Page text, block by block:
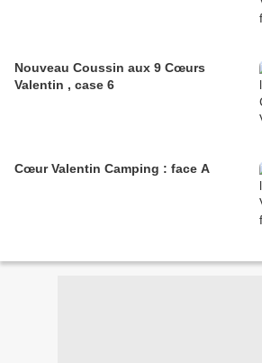
Nouveau Coussin aux 9 Cœurs
Valentin , case 6
Cœur Valentin Camping : face A